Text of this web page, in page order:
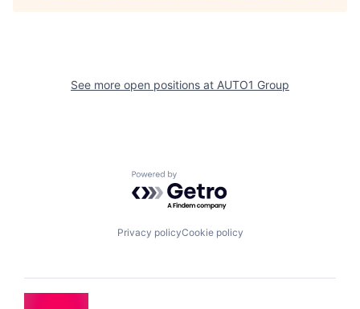
See more open positions at AUTO1 Group
Powered by Getro.com
Privacy policyCookie policy